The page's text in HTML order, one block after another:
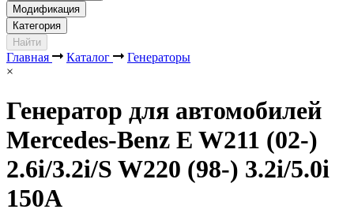
Модификация
Категория
Найти
Главная Каталог
Генераторы
×
Генератор для автомобилей
Mercedes-Benz E W211 (02-)
2.6i/3.2i/S W220 (98-) 3.2i/5.0i
150A